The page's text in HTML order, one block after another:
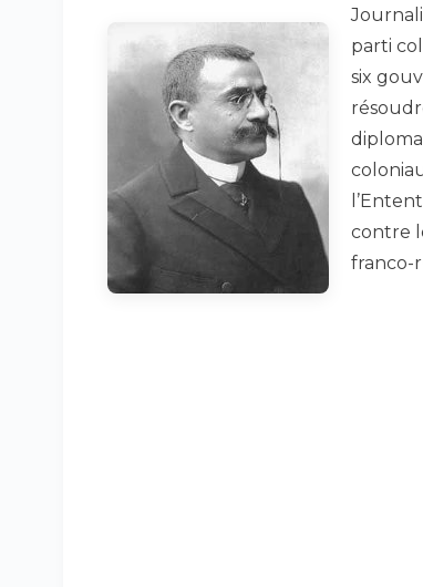
parti
six
contre
franco-